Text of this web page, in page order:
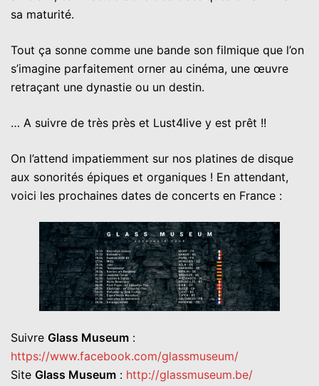
sa maturité.
Tout ça sonne comme une bande son filmique que l’on
s’imagine parfaitement orner au cinéma, une œuvre
retraçant une dynastie ou un destin.
… A suivre de très près et Lust4live y est prêt !!
On l’attend impatiemment sur nos platines de disque
aux sonorités épiques et organiques ! En attendant,
voici les prochaines dates de concerts en France :
Suivre Glass Museum :
https://www.facebook.com/glassmuseum/
Site Glass Museum : http://glassmuseum.be/